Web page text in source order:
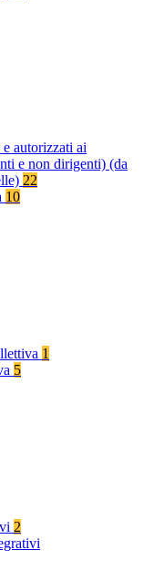
autorizzati ai
e non dirigenti) (da
22
10
1
5
2